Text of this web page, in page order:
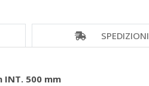
SPEDIZIONI
INT. 500 mm